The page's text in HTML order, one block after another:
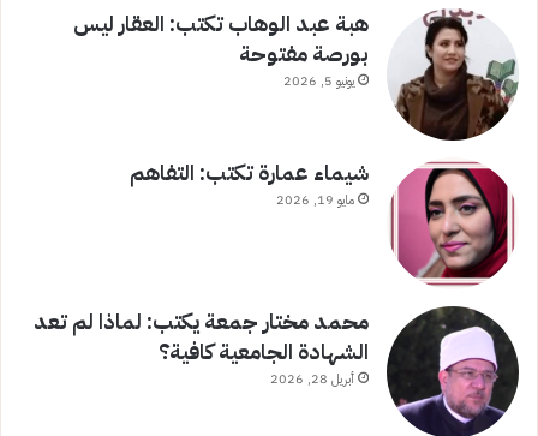
هبة عبد الوهاب تكتب: العقار ليس
بورصة مفتوحة
يونيو 5, 2026
شيماء عمارة تكتب: التفاهم
مايو 19, 2026
محمد مختار جمعة يكتب: لماذا لم تعد
الشهادة الجامعية كافية؟
أبريل 28, 2026